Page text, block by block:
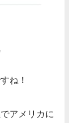
ね！
アメリカに